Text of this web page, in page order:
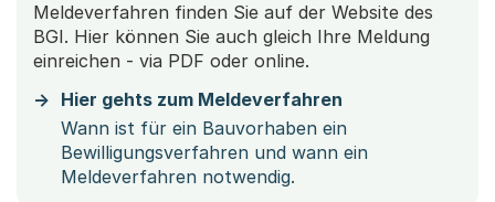
Meldeverfahren finden Sie auf der Website des
BGI. Hier können Sie auch gleich Ihre Meldung
einreichen - via PDF oder online.
Hier gehts zum Meldeverfahren
Wann ist für ein Bauvorhaben ein
Bewilligungsverfahren und wann ein
Meldeverfahren notwendig.